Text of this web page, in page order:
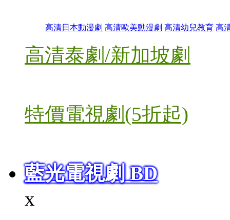
高清日本動漫劇 高清歐美動漫劇 高清幼兒教育 高
高清泰劇/新加坡劇
特價電視劇(5折起)
藍光電視劇 BD
x